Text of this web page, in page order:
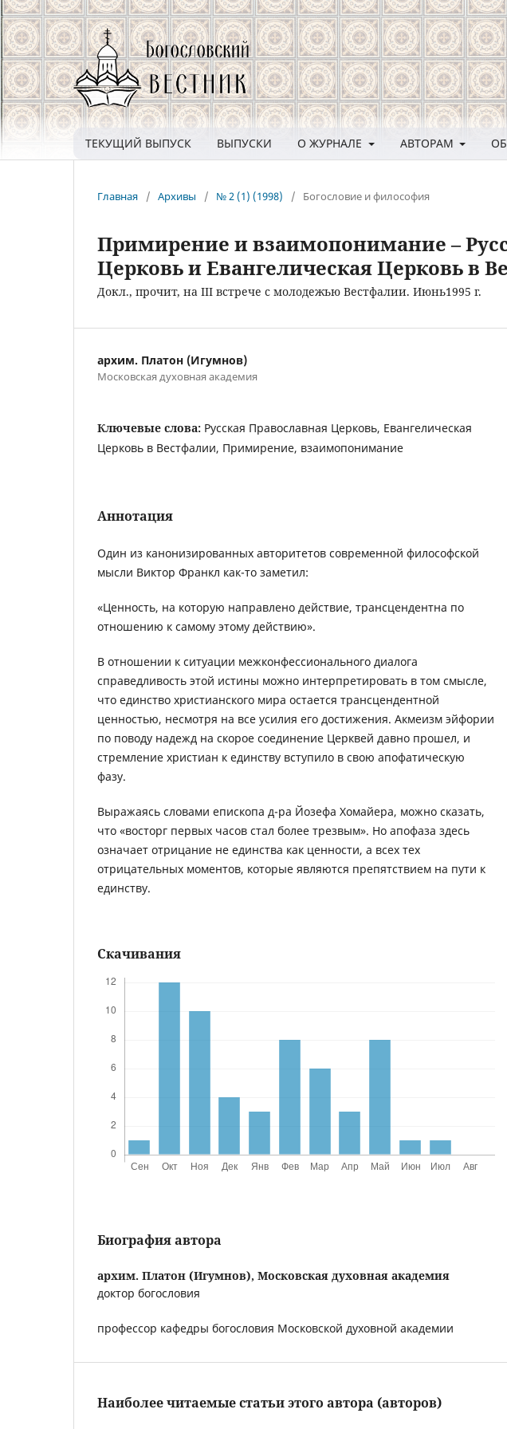
ТЕКУЩИЙ ВЫПУСК ВЫПУСКИ О ЖУРНАЛЕ АВТОРАМ
Главная / Архивы / № 2 (1) (1998) / Богословие и философия
Примирение и взаимопонимание –
Церковь и Евангелическая Церковь в
Докл., прочит, на III встрече с молодежью Вестфалии. Июнь1995 г.
архим. Платон (Игумнов)
Московская духовная академия
Ключевые слова: Русская Православная Церковь, Евангелическая
Церковь в Вестфалии, Примирение, взаимопонимание
Аннотация
Один из канонизированных авторитетов современной философской
мысли Виктор Франкл как-то заметил:
«Ценность, на которую направлено действие, трансцендентна по
отношению к самому этому действию».
В отношении к ситуации межконфессионального диалога
справедливость этой истины можно интерпретировать в том смысле,
что единство христианского мира остается трансцендентной
ценностью, несмотря на все усилия его достижения. Акмеизм эйфории
по поводу надежд на скорое соединение Церквей давно прошел, и
стремление христиан к единству вступило в свою апофатическую
фазу.
Выражаясь словами епископа д-ра Йозефа Хомайера, можно сказать,
что «восторг первых часов стал более трезвым». Но апофаза здесь
означает отрицание не единства как ценности, а всех тех
отрицательных моментов, которые являются препятствием на пути к
единству.
Скачивания
Биография автора
архим. Платон (Игумнов), Московская духовная академия
доктор богословия
профессор кафедры богословия Московской духовной академии
Наиболее читаемые статьи этого автора (авторов)